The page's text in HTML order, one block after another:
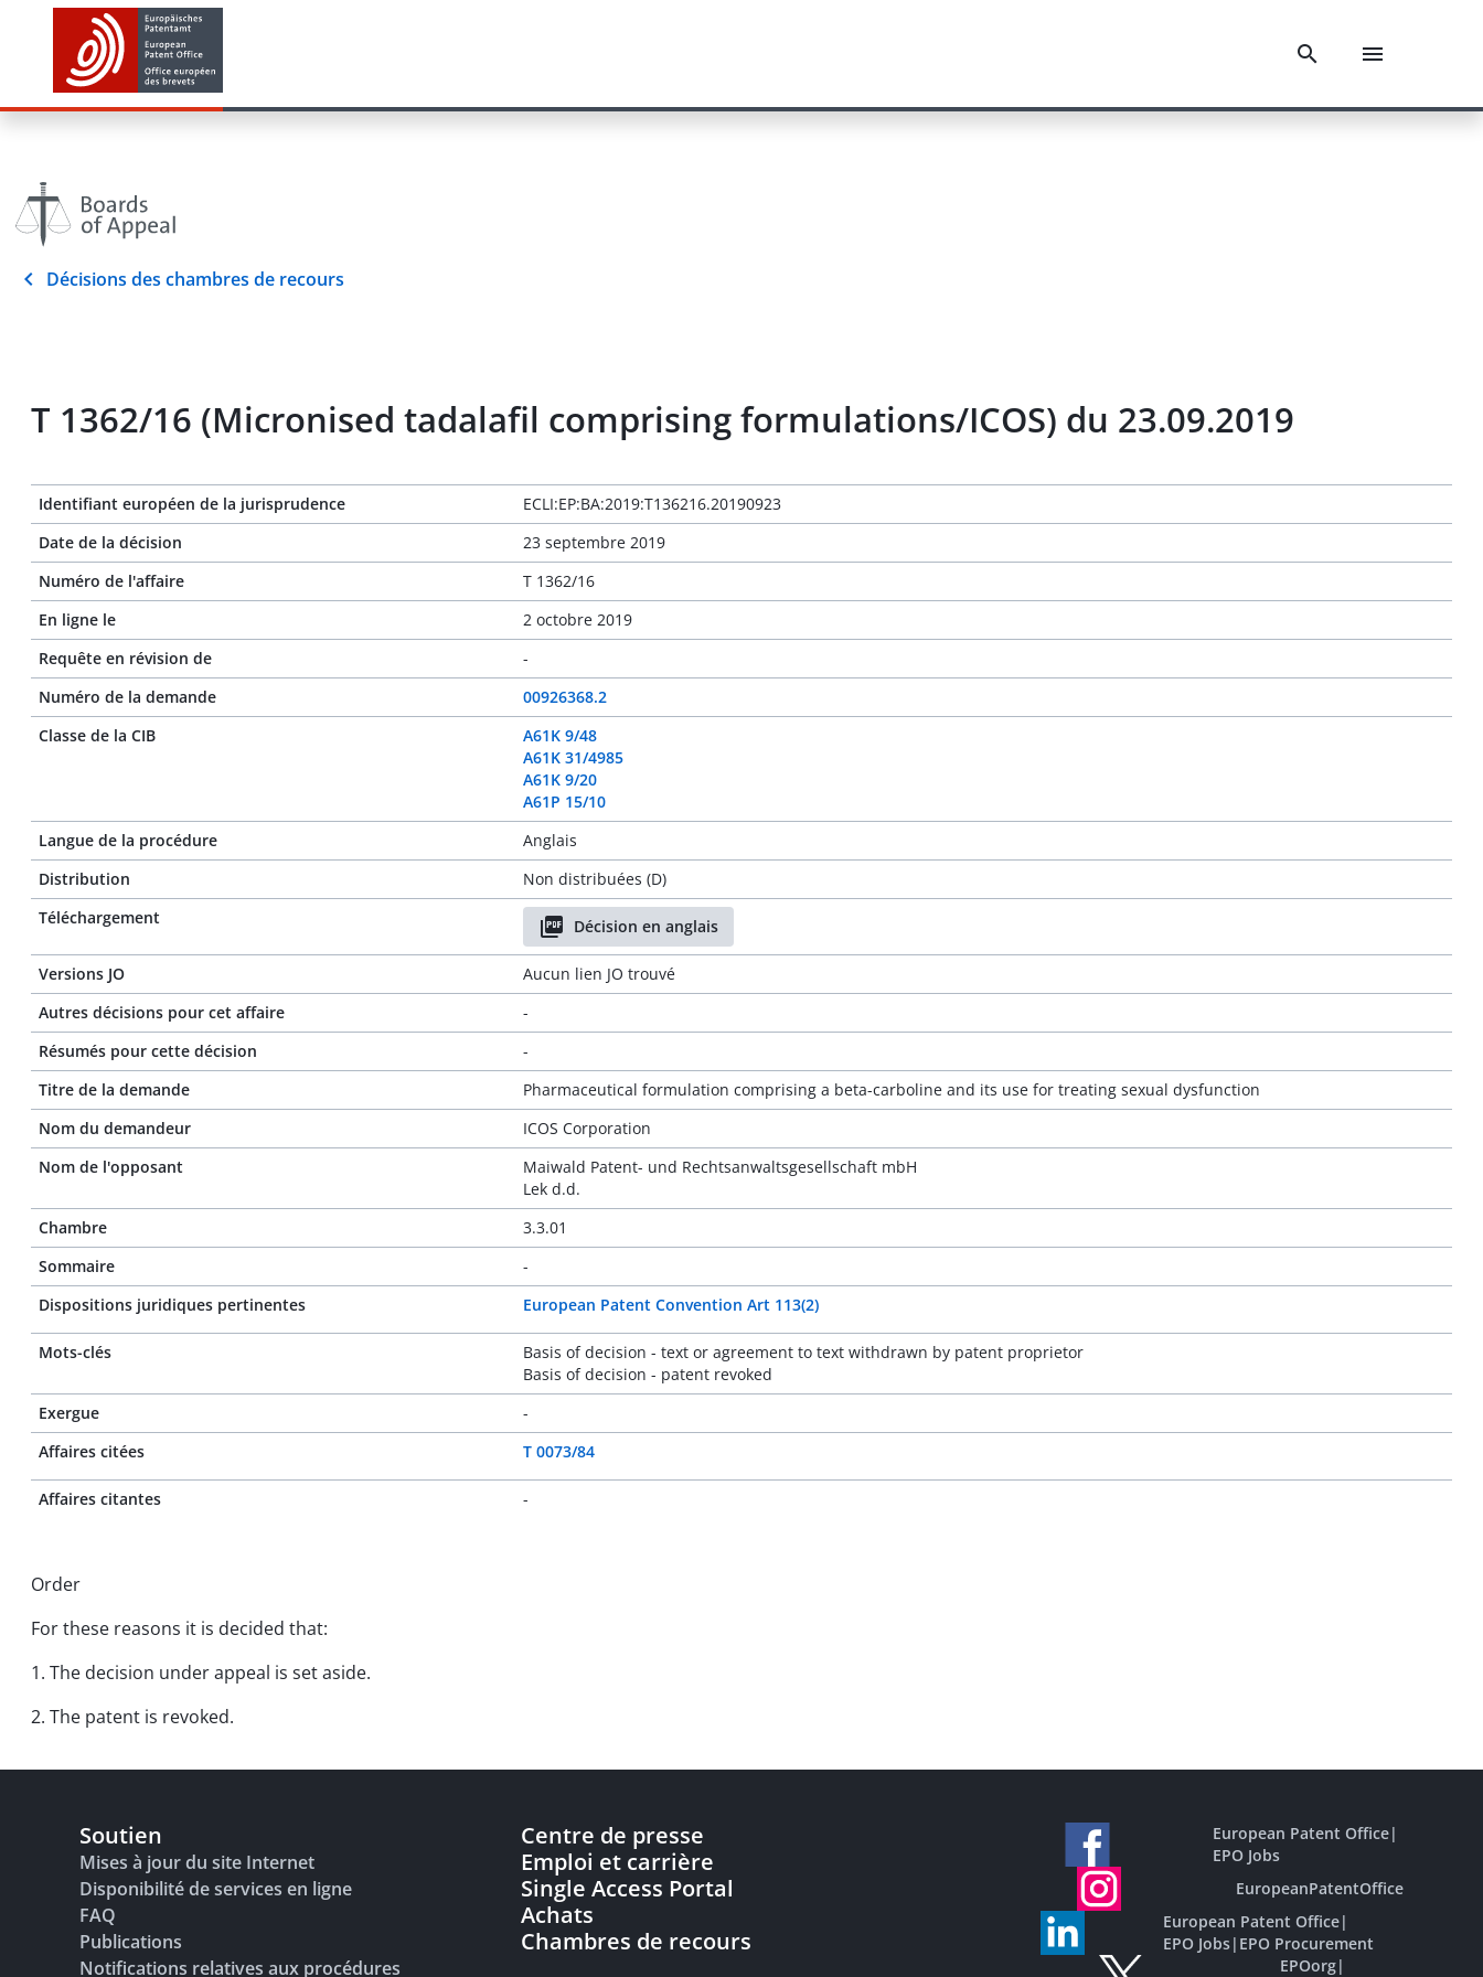
Décisions des chambres de recours
T 1362/16 (Micronised tadalafil comprising formulations/ICOS) du 23.09.2019
Identifiant européen de la jurisprudence
ECLI:EP:BA:2019:T136216.20190923
Date de la décision
23 septembre 2019
Numéro de l'affaire
T 1362/16
En ligne le
2 octobre 2019
Requête en révision de
-
Numéro de la demande
00926368.2
Classe de la CIB
A61K 9/48
A61K 31/4985
A61K 9/20
A61P 15/10
Langue de la procédure
Anglais
Distribution
Non distribuées (D)
Téléchargement
Décision en anglais
Versions JO
Aucun lien JO trouvé
Autres décisions pour cet affaire
-
Résumés pour cette décision
-
Titre de la demande
Pharmaceutical formulation comprising a beta-carboline and its use for treating sexual dysfunction
Nom du demandeur
ICOS Corporation
Nom de l'opposant
Maiwald Patent- und Rechtsanwaltsgesellschaft mbH
Lek d.d.
Chambre
3.3.01
Sommaire
-
Dispositions juridiques pertinentes
European Patent Convention Art 113(2)
Mots-clés
Basis of decision - text or agreement to text withdrawn by patent proprietor
Basis of decision - patent revoked
Exergue
-
Affaires citées
T 0073/84
Affaires citantes -
Order
For these reasons it is decided that:
1. The decision under appeal is set aside.
2. The patent is revoked.
Soutien
Mises à jour du site Internet
Disponibilité de services en ligne
FAQ
Publications
Notifications relatives aux procédures
Centre de presse
Emploi et carrière
Single Access Portal
Achats
Chambres de recours
European Patent Office|
EPO Jobs
EuropeanPatentOffice
European Patent Office|
EPO Jobs| EPO Procurement
EPOorg|